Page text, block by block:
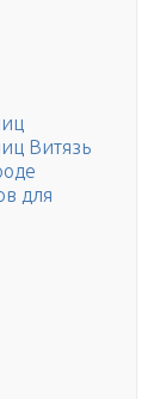
Витязь
для